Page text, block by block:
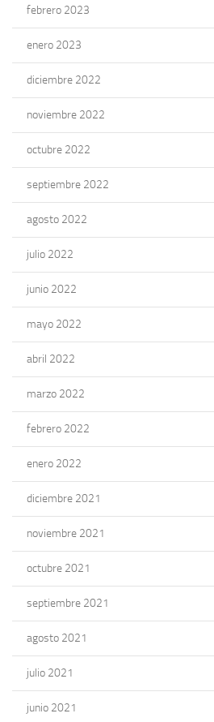
febrero 2023
enero 2023
diciembre 2022
noviembre 2022
octubre 2022
septiembre 2022
agosto 2022
julio 2022
junio 2022
mayo 2022
abril 2022
marzo 2022
febrero 2022
enero 2022
diciembre 2021
noviembre 2021
octubre 2021
septiembre 2021
agosto 2021
julio 2021
junio 2021